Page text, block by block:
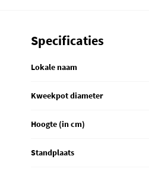
Specificaties
Lokale naam
Kweekpot diameter
Hoogte (in cm)
Standplaats